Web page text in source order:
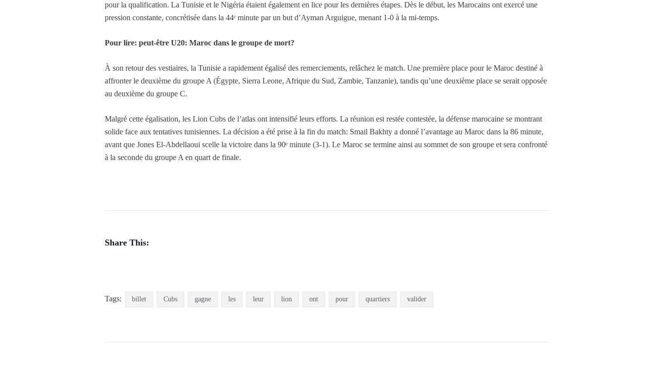
pour la qualification. La Tunisie et le Nigéria étaient également en lice pour les dernières étapes. Dès le début, les Marocains ont exercé une
pression constante, concrétisée dans la 44ᵉ minute par un but d’Ayman Arguigue, menant 1-0 à la mi-temps.
Pour lire: peut-être U20: Maroc dans le groupe de mort?
À son retour des vestiaires, la Tunisie a rapidement égalisé des remerciements, relâchez le match. Une première place pour le Maroc destiné à
affronter le deuxième du groupe A (Égypte, Sierra Leone, Afrique du Sud, Zambie, Tanzanie), tandis qu’une deuxième place se serait opposée
au deuxième du groupe C.
Malgré cette égalisation, les Lion Cubs de l’atlas ont intensifié leurs efforts. La réunion est restée contestée, la défense marocaine se montrant
solide face aux tentatives tunisiennes. La décision a été prise à la fin du match: Smail Bakhty a donné l’avantage au Maroc dans la 86 minute,
avant que Jones El-Abdellaoui scelle la victoire dans la 90ᵉ minute (3-1). Le Maroc se termine ainsi au sommet de son groupe et sera confronté
à la seconde du groupe A en quart de finale.
Share This:
Tags: billet Cubs gagne les leur lion ont pour quartiers valider